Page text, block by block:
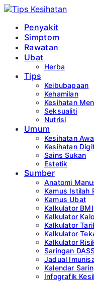
Penyakit
Simptom
Rawatan
Ubat
Herba
Tips
Keibubapaan
Kehamilan
Kesihatan
Seksualiti
Nutrisi
Umum
Kesihatan
Kesihatan
Sains Sukan
Estetik
Sumber
Anatomi
Kamus Istilah
Kamus Ubat
Kalkulator BMI
Kalkulator
Kalkulator
Kalkulator
Kalkulator
Saringan
Jadual
Kalendar
Infografik